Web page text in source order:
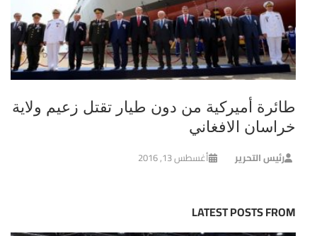
طائرة أميركية من دون طيار تقتل زعيم ولاية
خراسان الافغاني
رئيس التحرير أغسطس 13, 2016
LATEST POSTS FROM